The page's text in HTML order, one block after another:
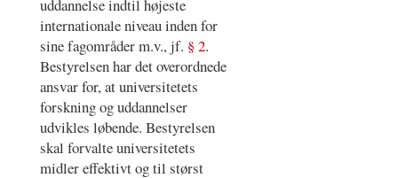
uddannelse indtil højeste
internationale niveau inden for
sine fagområder m.v., jf. § 2.
Bestyrelsen har det overordnede
ansvar for, at universitetets
forskning og uddannelser
udvikles løbende. Bestyrelsen
skal forvalte universitetets
midler effektivt og til størst